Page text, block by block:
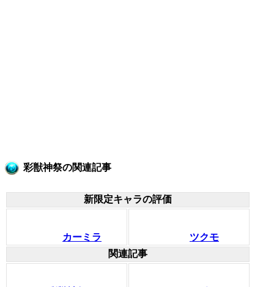
彩獣神祭の関連記事
新限定キャラの評価
カーミラ
ツクモ
関連記事